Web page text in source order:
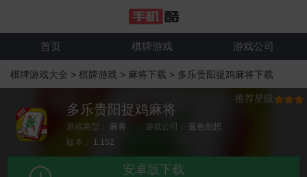
首页 棋牌游戏 游戏公司
棋牌游戏大全 > 棋牌游戏 > 麻将下载 > 多乐贵阳捉鸡麻将下载
多乐贵阳捉鸡麻将
游戏类型： 麻将 游戏公司：
蓝色创想
版本：
1.152
安卓版下载
推荐星级